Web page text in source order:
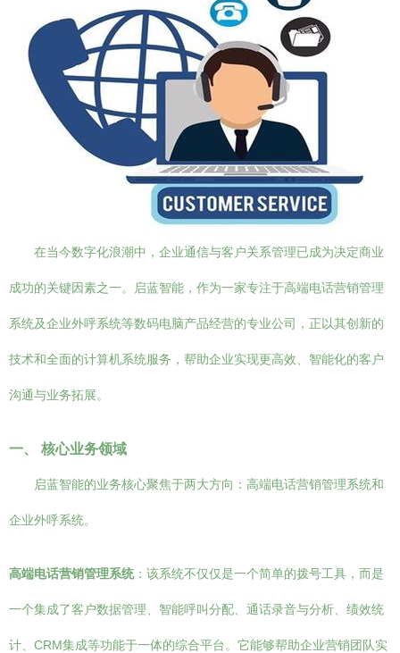
在当今数字化浪潮中，企业通信与客户关系管理已成为决定商业
成功的关键因素之一。启蓝智能，作为一家专注于高端电话营销管理
系统及企业外呼系统等数码电脑产品经营的专业公司，正以其创新的
技术和全面的计算机系统服务，帮助企业实现更高效、智能化的客户
沟通与业务拓展。
一、 核心业务领域
启蓝智能的业务核心聚焦于两大方向：高端电话营销管理系统和
企业外呼系统。
高端电话营销管理系统：该系统不仅仅是一个简单的拨号工具，而是
一个集成了客户数据管理、智能呼叫分配、通话录音与分析、绩效统
计、CRM集成等功能于一体的综合平台。它能够帮助企业营销团队实